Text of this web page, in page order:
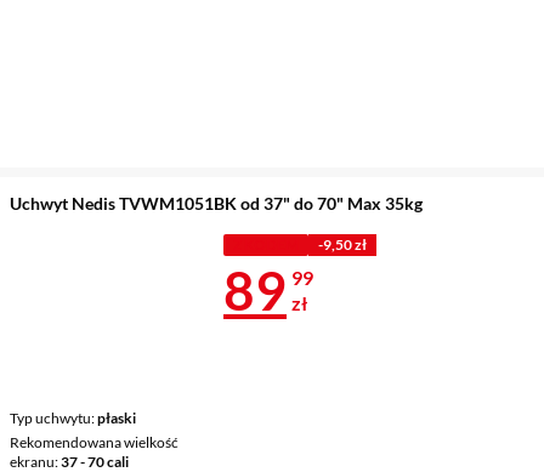
Uchwyt Nedis TVWM1051BK od 37" do 70" Max 35kg
Typ uchwytu płaski
Rekomendowana wielkość
ekranu 37 - 70 cali
-9,50 zł
Cena 89,99
89 99
zł